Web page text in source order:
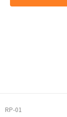
RP-01